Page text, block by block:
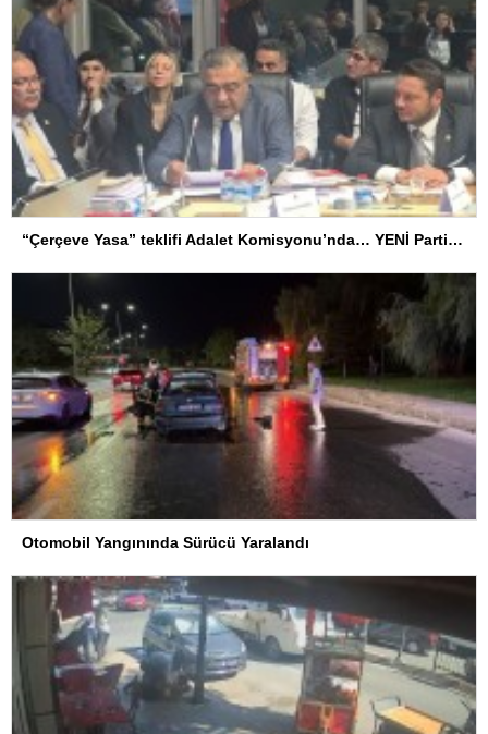
“Çerçeve Yasa” teklifi Adalet Komisyonu’nda… YENİ Partili Tanrıkulu: Bir insana ‘Silahını bırak, ülkene dön, siyasal ve toplumsal hayata katıl’ diyorsanız, o insan kapıdan içeri girdiğinde başına ne geleceğini bilmelidir
Otomobil Yangınında Sürücü Yaralandı